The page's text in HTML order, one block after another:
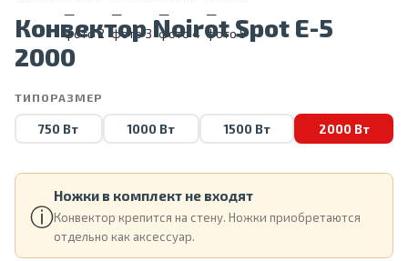
Конвектор Noirot Spot E-5
2000
ТИПОРАЗМЕР
750 Вт 1000 Вт 1500 Вт 2000 Вт
ⓘ
Ножки в комплект не входят
Конвектор крепится на стену. Ножки приобретаются
отдельно как аксессуар.